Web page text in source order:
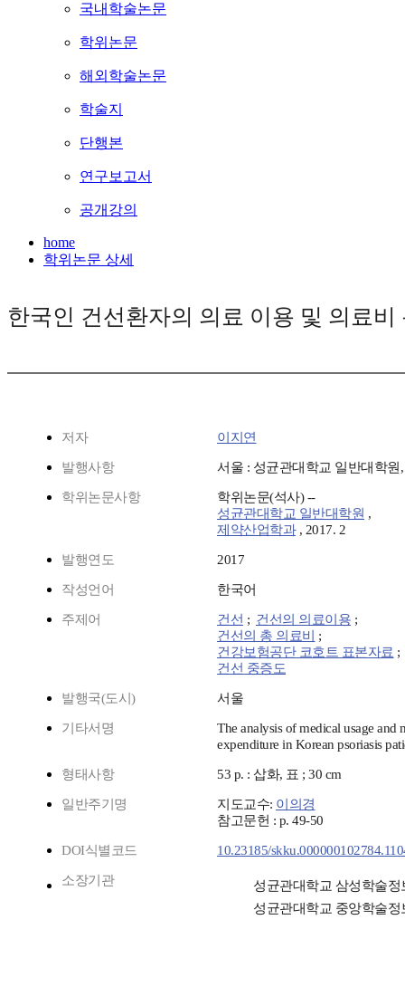
국내학술논문
학위논문
해외학술논문
학술지
단행본
연구보고서
공개강의
home
학위논문 상세
한국인 건선환자의 의료 이용 및 의료비
저자 이지연
발행사항 서울 : 성균관대학교 일반대학원,
학위논문사항
학위논문(석사) --
성균관대학교 일반대학원 ,
제약산업학과, 2017. 2
발행연도 2017
작성언어 한국어
주제어 건선 ; 건선의 의료이용 ;
건선의 총 의료비
;
건강보험공단 코호트 표본자료 ;
건선 중증도
발행국(도시) 서울
기타서명
The analysis of medical usage and
expenditure in Korean psoriasis
형태사항 53 p. : 삽화, 표 ; 30 cm
일반주기명 지도교수: 이의경
참고문헌 : p. 49-50
DOI식별코드 10.23185/
소장기관
성균관대학교 삼성학술
성균관대학교 중앙학술